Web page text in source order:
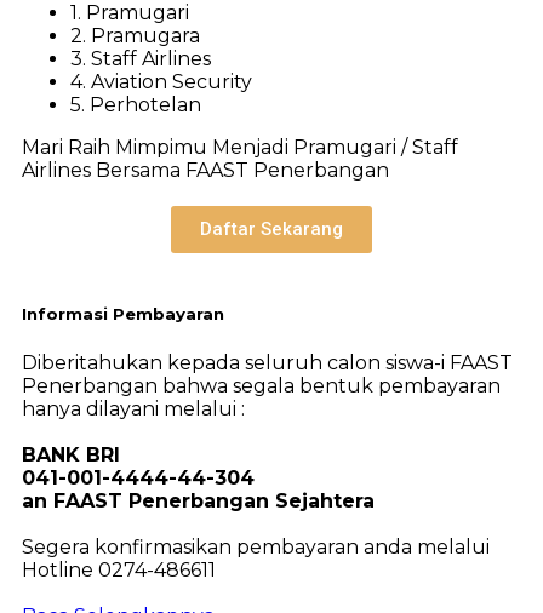
1. Pramugari
2. Pramugara
3. Staff Airlines
4. Aviation Security
5. Perhotelan
Mari Raih Mimpimu Menjadi Pramugari / Staff
Airlines Bersama FAAST Penerbangan
Daftar Sekarang
Informasi Pembayaran
Diberitahukan kepada seluruh calon siswa-i FAAST
Penerbangan bahwa segala bentuk pembayaran
hanya dilayani melalui :
BANK BRI
041-001-4444-44-304
an FAAST Penerbangan Sejahtera
Segera konfirmasikan pembayaran anda melalui
Hotline 0274-486611